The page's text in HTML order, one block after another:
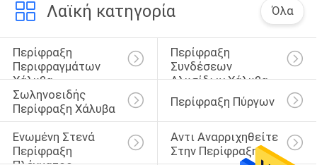
Λαϊκή κατηγορία Όλα
Περίφραξη
Περιφραγμάτων
Χάλυβα
Περίφραξη
Συνδέσεων
Αλυσίδων Χάλυβα
Σωληνοειδής
Περίφραξη Χάλυβα
Περίφραξη Πύργων
Ενωμένη Στενά
Περίφραξη
Αντι Αναρριχηθείτε
Στην Περίφραξη